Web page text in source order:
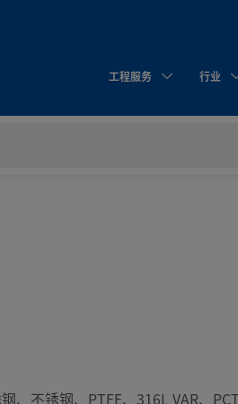
工程服务 行业
不锈钢、PTFE、316L VAR、